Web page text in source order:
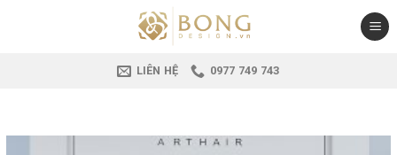
LIÊN HỆ 0977 749 743